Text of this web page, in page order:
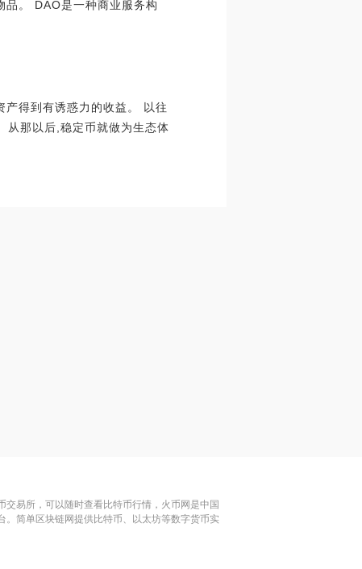
品。 DAO是一种商业服务构
得到有诱惑力的收益。 以往
从那以后,稳定币就做为生态体
易所，可以随时查看比特币行情，火币网是中国
简单区块链网提供比特币、以太坊等数字货币实